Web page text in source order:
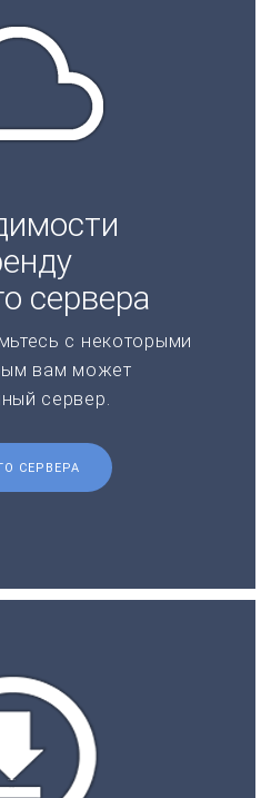
сервера
с некоторыми
вам может
сервер.
СЕРВЕРА